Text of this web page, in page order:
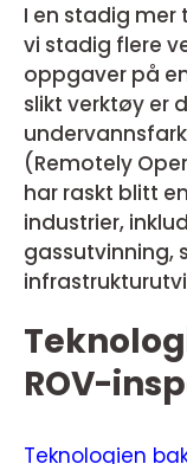
I en stadig
vi stadig flere
oppgaver på
slikt verktøy er
(Remotely
har raskt blitt
industrier,
gassutvinning,
ROV-
Teknologien